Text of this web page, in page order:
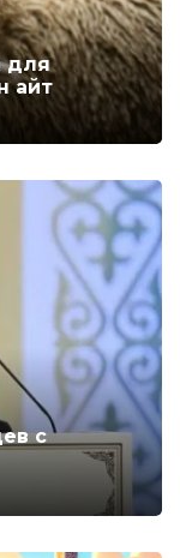
для
айт
с